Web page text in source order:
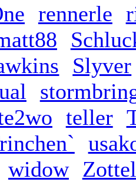
rennerle
Slyver
teller
widow Zottel